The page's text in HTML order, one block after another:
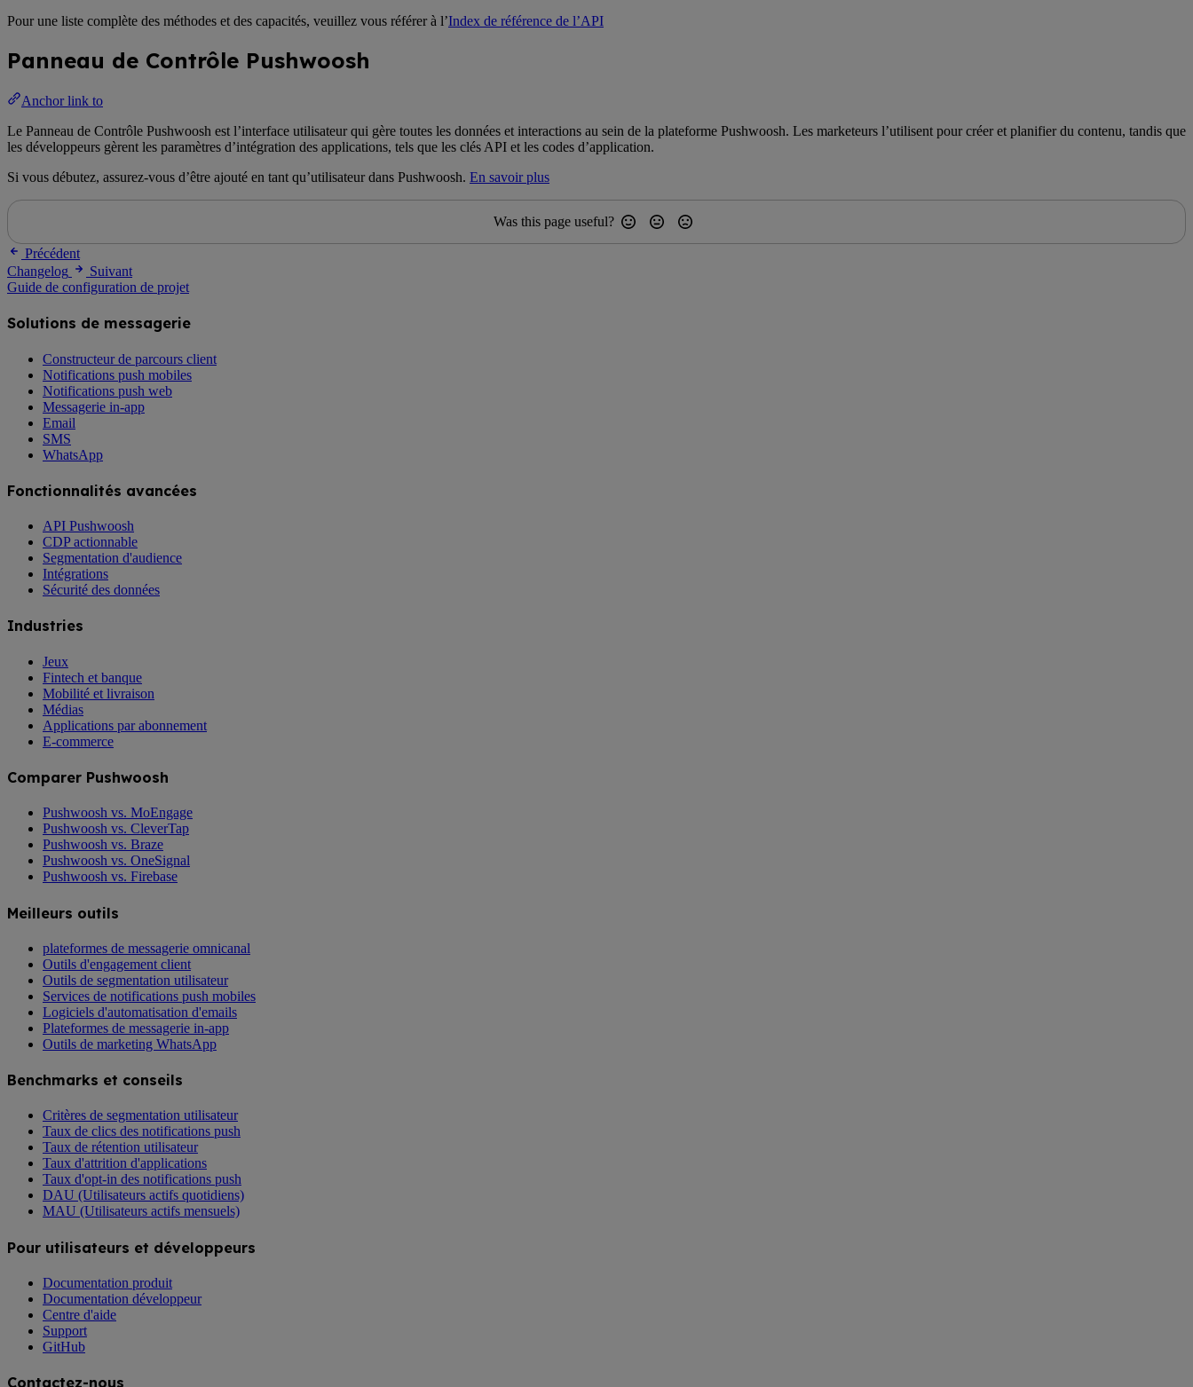
Pour une liste complète des méthodes et des capacités, veuillez vous référer à l’Index de référence de l’API
Panneau de Contrôle Pushwoosh
Anchor link to
Le Panneau de Contrôle Pushwoosh est l’interface utilisateur qui gère toutes les données et interactions au sein de la plateforme Pushwoosh. Les marketeurs l’utilisent pour créer et planifier du contenu, tandis que
les développeurs gèrent les paramètres d’intégration des applications, tels que les clés API et les codes d’application.
Si vous débutez, assurez-vous d’être ajouté en tant qu’utilisateur dans Pushwoosh. En savoir plus
Was this page useful?
Précédent
Changelog
Suivant
Guide de configuration de projet
Solutions de messagerie
Constructeur de parcours client
Notifications push mobiles
Notifications push web
Messagerie in-app
Email
SMS
WhatsApp
Fonctionnalités avancées
API Pushwoosh
CDP actionnable
Segmentation d'audience
Intégrations
Sécurité des données
Industries
Jeux
Fintech et banque
Mobilité et livraison
Médias
Applications par abonnement
E-commerce
Comparer Pushwoosh
Pushwoosh vs. MoEngage
Pushwoosh vs. CleverTap
Pushwoosh vs. Braze
Pushwoosh vs. OneSignal
Pushwoosh vs. Firebase
Meilleurs outils
plateformes de messagerie omnicanal
Outils d'engagement client
Outils de segmentation utilisateur
Services de notifications push mobiles
Logiciels d'automatisation d'emails
Plateformes de messagerie in-app
Outils de marketing WhatsApp
Benchmarks et conseils
Critères de segmentation utilisateur
Taux de clics des notifications push
Taux de rétention utilisateur
Taux d'attrition d'applications
Taux d'opt-in des notifications push
DAU (Utilisateurs actifs quotidiens)
MAU (Utilisateurs actifs mensuels)
Pour utilisateurs et développeurs
Documentation produit
Documentation développeur
Centre d'aide
Support
GitHub
Contactez-nous